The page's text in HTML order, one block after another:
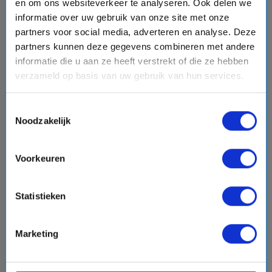
en om ons websiteverkeer te analyseren. Ook delen we
informatie over uw gebruik van onze site met onze
partners voor social media, adverteren en analyse. Deze
partners kunnen deze gegevens combineren met andere
informatie die u aan ze heeft verstrekt of die ze hebben
verzameld op basis van uw gebruik van hun services.
Noodzakelijk
Voorkeuren
Statistieken
Marketing
8 daagse Middellandse Zee cruise met de Mein
Schiff 4
Mein Schiff® - TUI Cruises
eventvan: 16-05-2027 - Tot: 23-05-2027
schedule8 dagen place Middellandse Zee
Triëst, Dag op Zee, Kotor, Corfu, Dag op Zee,
Zadar, Koper, Triëst